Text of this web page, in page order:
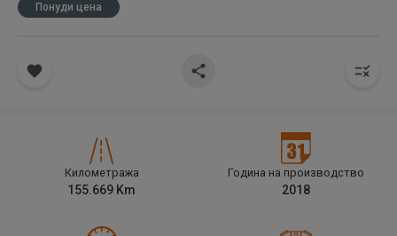
Понуди цена
Километража
155.669 Km
Година на производство
2018